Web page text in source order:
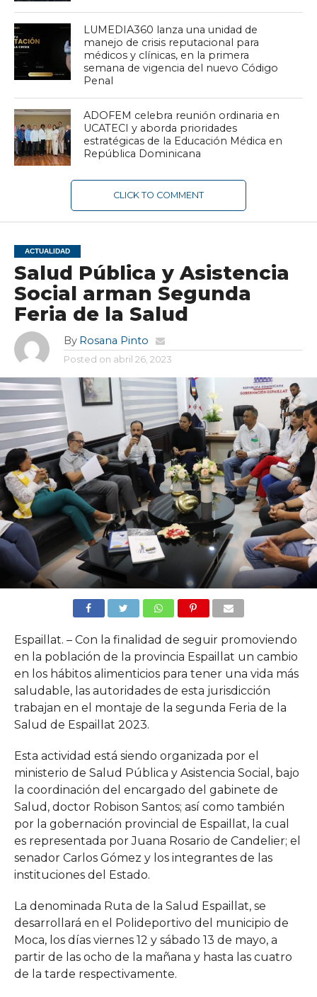
LUMEDIA360 lanza una unidad de
manejo de crisis reputacional para
médicos y clínicas, en la primera
semana de vigencia del nuevo Código
Penal
ADOFEM celebra reunión ordinaria en
UCATECI y aborda prioridades
estratégicas de la Educación Médica en
República Dominicana
CLICK TO COMMENT
ACTUALIDAD
Salud Pública y Asistencia
Social arman Segunda
Feria de la Salud
By Rosana Pinto
Posted on abril 26, 2023
Espaillat. – Con la finalidad de seguir promoviendo
en la población de la provincia Espaillat un cambio
en los hábitos alimenticios para tener una vida más
saludable, las autoridades de esta jurisdicción
trabajan en el montaje de la segunda Feria de la
Salud de Espaillat 2023.
Esta actividad está siendo organizada por el
ministerio de Salud Pública y Asistencia Social, bajo
la coordinación del encargado del gabinete de
Salud, doctor Robison Santos; así como también
por la gobernación provincial de Espaillat, la cual
es representada por Juana Rosario de Candelier; el
senador Carlos Gómez y los integrantes de las
instituciones del Estado.
La denominada Ruta de la Salud Espaillat, se
desarrollará en el Polideportivo del municipio de
Moca, los días viernes 12 y sábado 13 de mayo, a
partir de las ocho de la mañana y hasta las cuatro
de la tarde respectivamente.